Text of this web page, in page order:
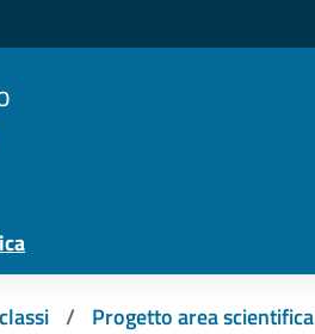
Progetto area scientifica